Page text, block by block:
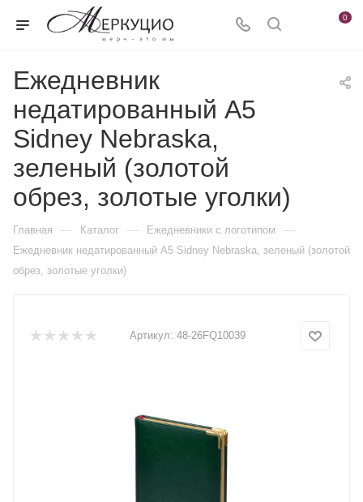
0
Ежедневник
недатированный А5
Sidney Nebraska,
зеленый (золотой
обрез, золотые уголки)
Главная — Каталог — Ежедневники c логотипом —
Ежедневник недатированный А5 Sidney Nebraska, зеленый (золотой
обрез, золотые уголки)
Артикул: 48-26FQ10039